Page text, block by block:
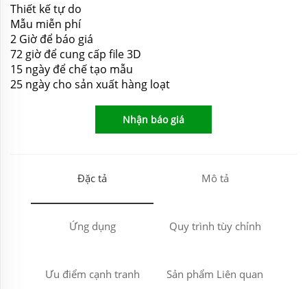
Thiết kế tự do
Mẫu miễn phí
2 Giờ để báo giá
72 giờ để cung cấp file 3D
15 ngày để chế tạo mẫu
25 ngày cho sản xuất hàng loạt
Nhận báo giá
Đặc tả Mô tả
Ứng dụng Quy trình tùy chỉnh
Ưu điểm cạnh tranh Sản phẩm Liên quan